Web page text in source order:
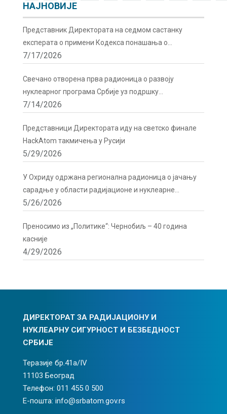
НАЈНОВИЈЕ
Представник Директората на седмом састанку
експерата о примени Кодекса понашања о
сигурности и безбедности радиоактивних извора у
7/17/2026
Свечано отворена прва радионица о развоју
нуклеарног програма Србије уз подршку
Директората
7/14/2026
Представници Директората иду на светско финале
HackAtom такмичења у Русији
5/29/2026
У Охриду одржана регионална радионица о јачању
сарадње у области радијационе и нуклеарне
сигурности
5/26/2026
Преносимо из „Политике“: Чернобиљ – 40 година
касније
4/29/2026
ДИРЕКТОРАТ ЗА РАДИЈАЦИОНУ И
НУКЛЕАРНУ СИГУРНОСТ И БЕЗБЕДНОСТ
СРБИЈЕ
Теразије бр.41а/IV
11103 Београд
Телефон: 011 455 0 500
Е-пошта: info@srbatom.gov.rs